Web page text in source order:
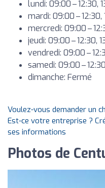
lundi: 09:00 – 12:30,
mardi: 09:00 – 12:30,
mercredi: 09:00 –
jeudi: 09:00 – 12:30,
vendredi: 09:00 –
samedi: 09:00 –
dimanche: Fermé
Voulez-vous demander un
Est-ce votre entreprise ?
ses informations
Photos de